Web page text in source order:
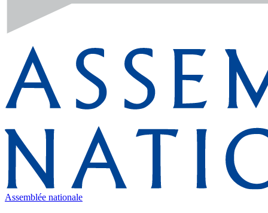
Assemblée nationale